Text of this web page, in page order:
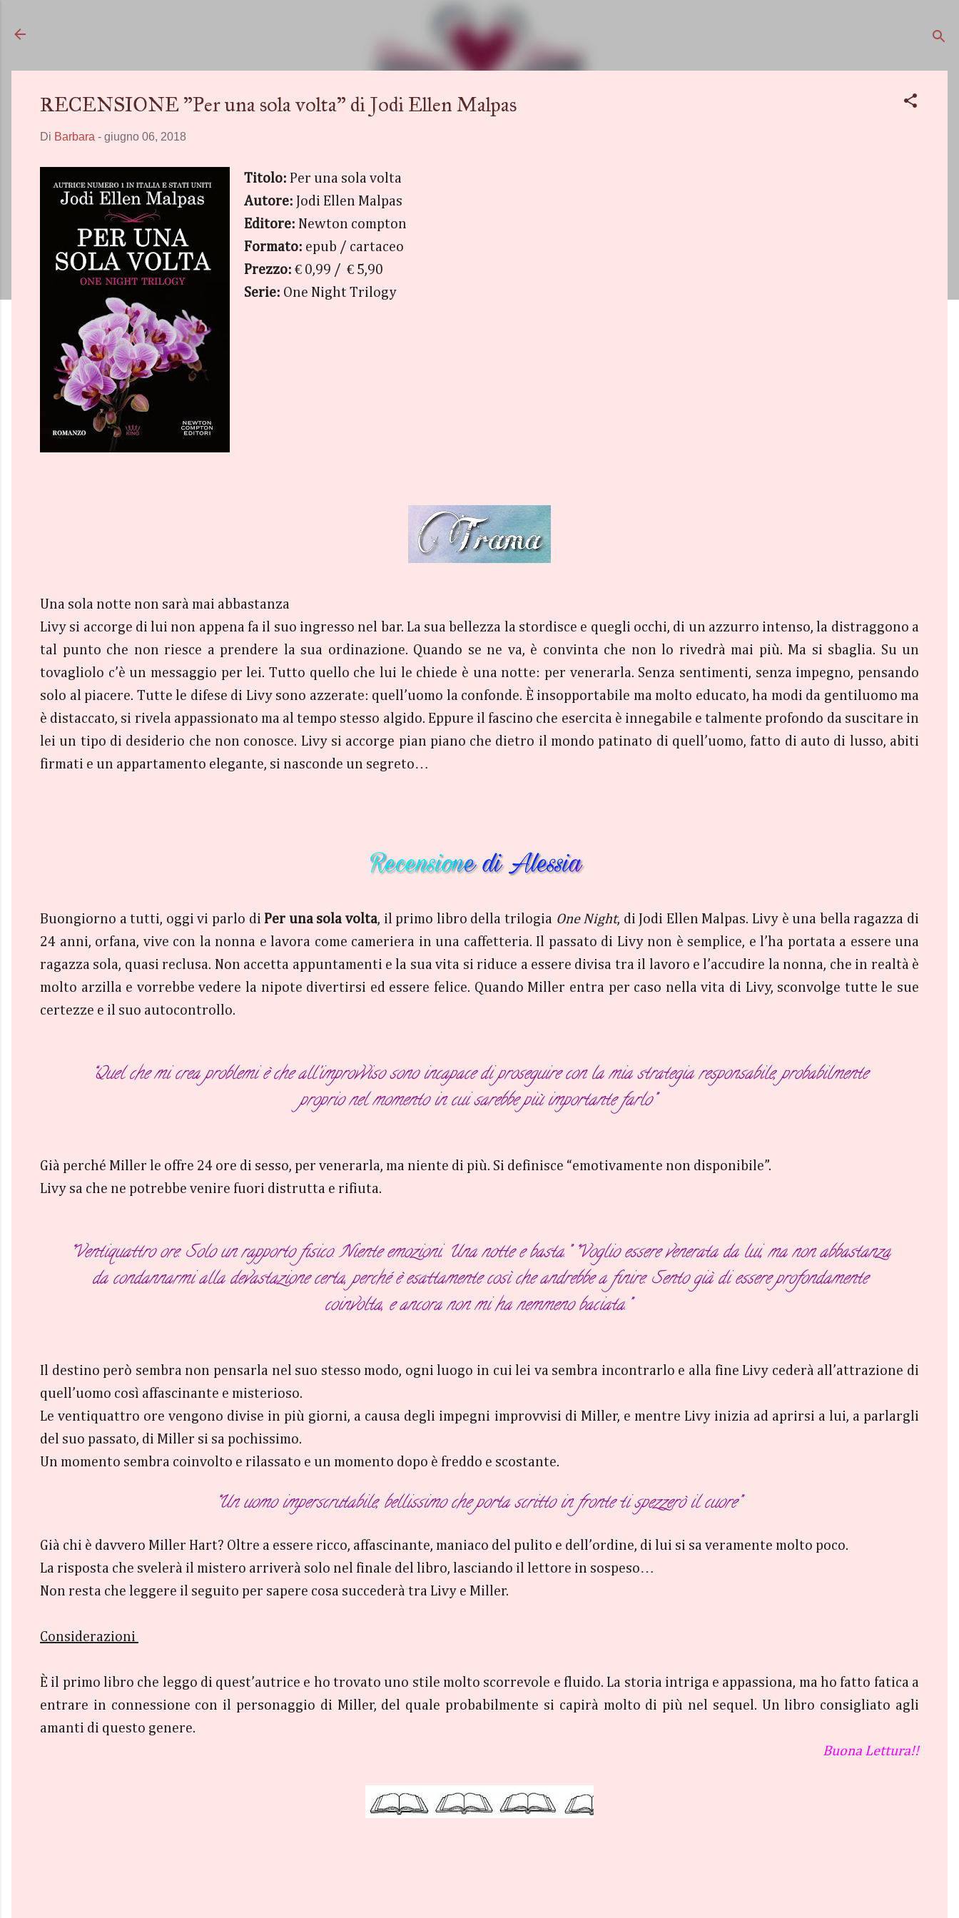
RECENSIONE "Per una sola volta" di Jodi Ellen Malpas
Di Barbara - giugno 06, 2018
Titolo: Per una sola volta
Autore: Jodi Ellen Malpas
Editore: Newton compton
Formato: epub / cartaceo
Prezzo: € 0,99 / € 5,90
Serie: One Night Trilogy
Una sola notte non sarà mai abbastanza
Livy si accorge di lui non appena fa il suo ingresso nel bar. La sua bellezza la stordisce e quegli occhi, di un azzurro intenso, la distraggono a
tal punto che non riesce a prendere la sua ordinazione. Quando se ne va, è convinta che non lo rivedrà mai più. Ma si sbaglia. Su un
tovagliolo c’è un messaggio per lei. Tutto quello che lui le chiede è una notte: per venerarla. Senza sentimenti, senza impegno, pensando
solo al piacere. Tutte le difese di Livy sono azzerate: quell’uomo la confonde. È insopportabile ma molto educato, ha modi da gentiluomo ma
è distaccato, si rivela appassionato ma al tempo stesso algido. Eppure il fascino che esercita è innegabile e talmente profondo da suscitare in
lei un tipo di desiderio che non conosce. Livy si accorge pian piano che dietro il mondo patinato di quell’uomo, fatto di auto di lusso, abiti
firmati e un appartamento elegante, si nasconde un segreto…
Buongiorno a tutti, oggi vi parlo diPer una sola volta, il primo libro della trilogia One Night, di Jodi Ellen Malpas. Livy è una bella ragazza di
24 anni, orfana, vive con la nonna e lavora come cameriera in una caffetteria. Il passato di Livy non è semplice, e l’ha portata a essere una
ragazza sola, quasi reclusa. Non accetta appuntamenti e la sua vita si riduce a essere divisa tra il lavoro e l’accudire la nonna, che in realtà è
molto arzilla e vorrebbe vedere la nipote divertirsi ed essere felice. Quando Miller entra per caso nella vita di Livy, sconvolge tutte le sue
certezze e il suo autocontrollo.
“Quel che mi crea problemi è che all’improvviso sono incapace di proseguire con la mia strategia responsabile, probabilmente
proprio nel momento in cui sarebbe più importante farlo”
Già perché Miller le offre 24 ore di sesso, per venerarla, ma niente di più. Si definisce “emotivamente non disponibile”.
Livy sa che ne potrebbe venire fuori distrutta e rifiuta.
“Ventiquattro ore. Solo un rapporto fisico. Niente emozioni. Una notte e basta.” “Voglio essere venerata da lui, ma non abbastanza
da condannarmi alla devastazione certa, perché è esattamente così che andrebbe a finire. Sento già di essere profondamente
coinvolta, e ancora non mi ha nemmeno baciata.”
Il destino però sembra non pensarla nel suo stesso modo, ogni luogo in cui lei va sembra incontrarlo e alla fine Livy cederà all’attrazione di
quell’uomo così affascinante e misterioso.
Le ventiquattro ore vengono divise in più giorni, a causa degli impegni improvvisi di Miller, e mentre Livy inizia ad aprirsi a lui, a parlargli
del suo passato, di Miller si sa pochissimo.
Un momento sembra coinvolto e rilassato e un momento dopo è freddo e scostante.
“Un uomo imperscrutabile, bellissimo che porta scritto in fronte ti spezzerò il cuore”
Già chi è davvero Miller Hart? Oltre a essere ricco, affascinante, maniaco del pulito e dell’ordine, di lui si sa veramente molto poco.
La risposta che svelerà il mistero arriverà solo nel finale del libro, lasciando il lettore in sospeso…
Non resta che leggere il seguito per sapere cosa succederà tra Livy e Miller.
Considerazioni
È il primo libro che leggo di quest’autrice e ho trovato uno stile molto scorrevole e fluido. La storia intriga e appassiona, ma ho fatto fatica a
entrare in connessione con il personaggio di Miller, del quale probabilmente si capirà molto di più nel sequel. Un libro consigliato agli
amanti di questo genere.
Buona Lettura!!